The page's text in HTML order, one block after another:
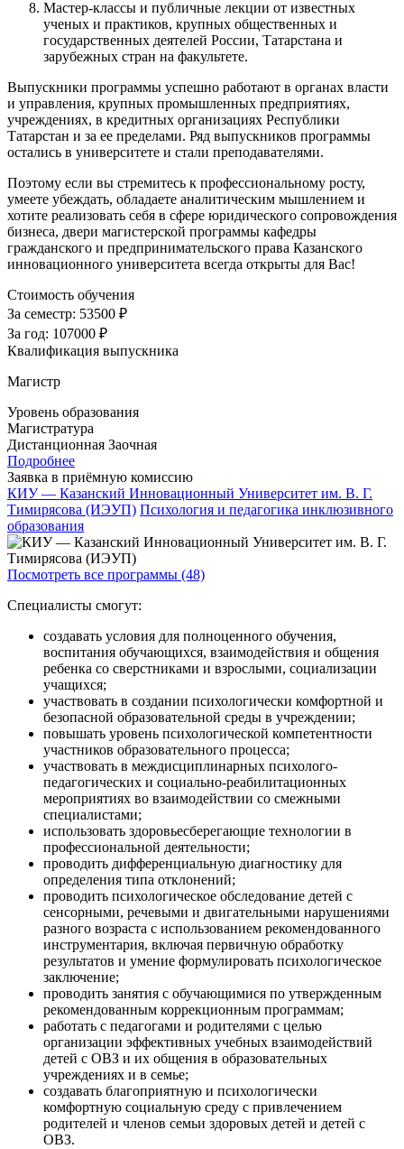
Мастер-классы и публичные лекции от известных
ученых и практиков, крупных общественных и
государственных деятелей России, Татарстана и
зарубежных стран на факультете.
Выпускники программы успешно работают в органах власти
и управления, крупных промышленных предприятиях,
учреждениях, в кредитных организациях Республики
Татарстан и за ее пределами. Ряд выпускников программы
остались в университете и стали преподавателями.
Поэтому если вы стремитесь к профессиональному росту,
умеете убеждать, обладаете аналитическим мышлением и
хотите реализовать себя в сфере юридического сопровождения
бизнеса, двери магистерской программы кафедры
гражданского и предпринимательского права Казанского
инновационного университета всегда открыты для Вас!
Стоимость обучения
За семестр: 53500 ₽
За год: 107000 ₽
Квалификация выпускника
Магистр
Уровень образования
Магистратура
Дистанционная Заочная
Подробнее
Заявка в приёмную комиссию
КИУ — Казанский Инновационный Университет им. В. Г.
Тимирясова (ИЭУП) Психология и педагогика инклюзивного
образования
Посмотреть все программы (48)
Специалисты смогут:
создавать условия для полноценного обучения,
воспитания обучающихся, взаимодействия и общения
ребенка со сверстниками и взрослыми, социализации
учащихся;
участвовать в создании психологически комфортной и
безопасной образовательной среды в учреждении;
повышать уровень психологической компетентности
участников образовательного процесса;
участвовать в междисциплинарных психолого-
педагогических и социально-реабилитационных
мероприятиях во взаимодействии со смежными
специалистами;
использовать здоровьесберегающие технологии в
профессиональной деятельности;
проводить дифференциальную диагностику для
определения типа отклонений;
проводить психологическое обследование детей с
сенсорными, речевыми и двигательными нарушениями
разного возраста с использованием рекомендованного
инструментария, включая первичную обработку
результатов и умение формулировать психологическое
заключение;
проводить занятия с обучающимися по утвержденным
рекомендованным коррекционным программам;
работать с педагогами и родителями с целью
организации эффективных учебных взаимодействий
детей с ОВЗ и их общения в образовательных
учреждениях и в семье;
создавать благоприятную и психологически
комфортную социальную среду с привлечением
родителей и членов семьи здоровых детей и детей с
ОВЗ.